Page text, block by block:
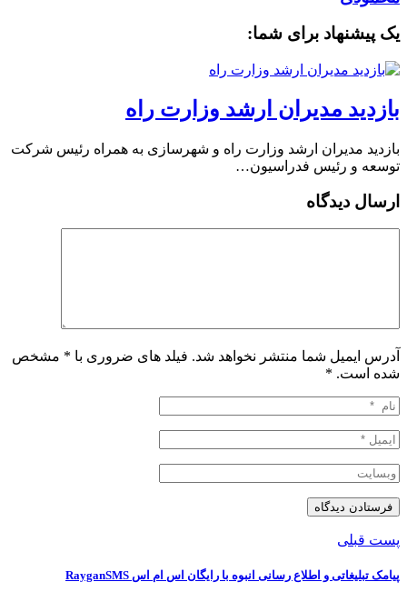
یک پیشنهاد برای شما:
بازدید مدیران ارشد وزارت راه
بازدید مدیران ارشد وزارت راه و شهرسازی به همراه رئیس شرکت
توسعه و رئیس فدراسیون…
ارسال دیدگاه
آدرس ایمیل شما منتشر نخواهد شد. فیلد های ضروری با * مشخص
شده است. *
پست قبلی
پیامک تبلیغاتی و اطلاع رسانی انبوه با رایگان اس ام اس RayganSMS